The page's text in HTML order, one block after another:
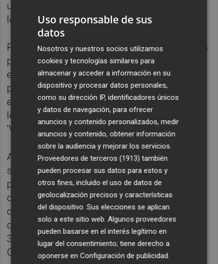
un evento denominado "Viva Europa" entre
los años 2009 y 2012.
Para ello suscribieron una serie de contratos
prescindiendo del procedimiento legal
establecido, que supusieron un "grave
perjuicio para la hacienda pública, estimado
en 42.500 euros en relación a Patrocini de
les Arts y de 383.073 por la organización de
'Viva Europa'".
Además, Schmidt, Moreno y Broseta
suscribieron varios contratos para la
prestación de servicios de impresión de
diverso material para el Palau que "fueron
objeto de facturaciones con sobreprecio y
que causaron unos perjuicios valorados en
303.016 euros", según la Abogacía de la
Generalitat.
Uso responsable de sus
datos
Nosotros y nuestros socios utilizamos
cookies y tecnologías similares para
almacenar y acceder a información en su
dispositivo y procesar datos personales,
como su dirección IP, identificadores únicos
y datos de navegación, para ofrecer
anuncios y contenido personalizados, medir
anuncios y contenido, obtener información
sobre la audiencia y mejorar los servicios.
Proveedores de terceros (1913) también
pueden procesar sus datos para estos y
otros fines, incluido el uso de datos de
geolocalización precisos y características
del dispositivo. Sus elecciones se aplican
solo a este sitio web. Algunos proveedores
pueden basarse en el interés legítimo en
lugar del consentimiento; tiene derecho a
oponerse enConfiguración de publicidad